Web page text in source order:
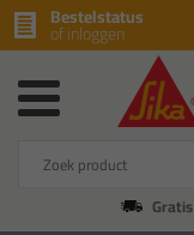
Bestelstatus
of inloggen
Gratis